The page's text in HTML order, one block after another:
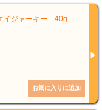
イジャーキー 40g